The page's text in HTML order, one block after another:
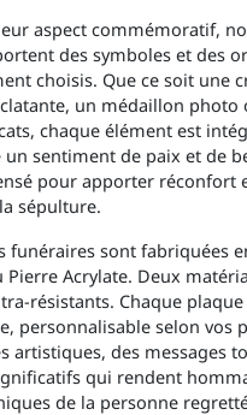
aspect commémoratif,
des symboles et des
choisis. Que ce soit une
un médaillon photo
chaque élément est
sentiment de paix et de
pour apporter réconfort
sépulture.
funéraires sont fabriquées
Pierre Acrylate. Deux
résistants. Chaque
personnalisable selon vos
artistiques, des messages
qui rendent
de la personne